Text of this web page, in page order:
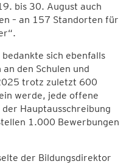
bis 30. August auch
– an 157 Standorten für
sich ebenfalls
den Schulen und
trotz zuletzt 600
werde, jede offene
Hauptausschreibung
1.000 Bewerbungen
der Bildungsdirektor